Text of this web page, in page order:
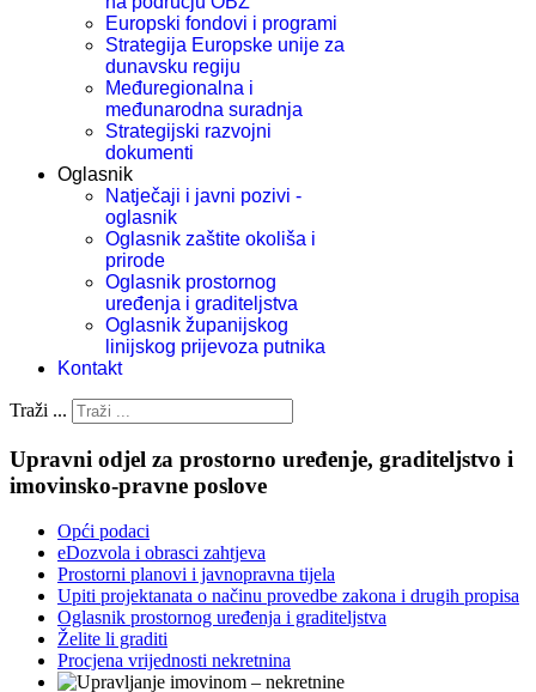
Europski fondovi i programi
Strategija Europske unije za
dunavsku regiju
Međuregionalna i
međunarodna suradnja
Strategijski razvojni
dokumenti
Oglasnik
Natječaji i javni pozivi -
oglasnik
Oglasnik zaštite okoliša i
prirode
Oglasnik prostornog
uređenja i graditeljstva
Oglasnik županijskog
linijskog prijevoza putnika
Kontakt
Traži ...
Upravni odjel za prostorno uređenje, graditeljstvo i
imovinsko-pravne poslove
Opći podaci
eDozvola i obrasci zahtjeva
Prostorni planovi i javnopravna tijela
Upiti projektanata o načinu provedbe zakona i drugih propisa
Oglasnik prostornog uređenja i graditeljstva
Želite li graditi
Procjena vrijednosti nekretnina